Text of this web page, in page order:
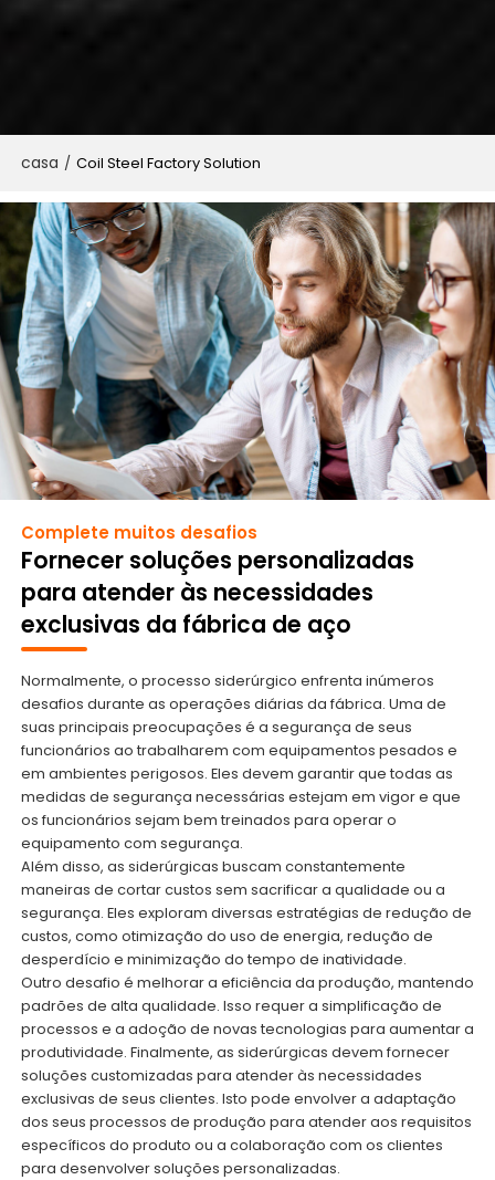
casa / Coil Steel Factory Solution
Complete muitos desafios
Fornecer soluções personalizadas
para atender às necessidades
exclusivas da fábrica de aço
Normalmente, o processo siderúrgico enfrenta inúmeros
desafios durante as operações diárias da fábrica. Uma de
suas principais preocupações é a segurança de seus
funcionários ao trabalharem com equipamentos pesados e
em ambientes perigosos. Eles devem garantir que todas as
medidas de segurança necessárias estejam em vigor e que
os funcionários sejam bem treinados para operar o
equipamento com segurança.
Além disso, as siderúrgicas buscam constantemente
maneiras de cortar custos sem sacrificar a qualidade ou a
segurança. Eles exploram diversas estratégias de redução de
custos, como otimização do uso de energia, redução de
desperdício e minimização do tempo de inatividade.
Outro desafio é melhorar a eficiência da produção, mantendo
padrões de alta qualidade. Isso requer a simplificação de
processos e a adoção de novas tecnologias para aumentar a
produtividade. Finalmente, as siderúrgicas devem fornecer
soluções customizadas para atender às necessidades
exclusivas de seus clientes. Isto pode envolver a adaptação
dos seus processos de produção para atender aos requisitos
específicos do produto ou a colaboração com os clientes
para desenvolver soluções personalizadas.